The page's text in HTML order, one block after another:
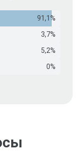
91,1%
3,7%
5,2%
0%